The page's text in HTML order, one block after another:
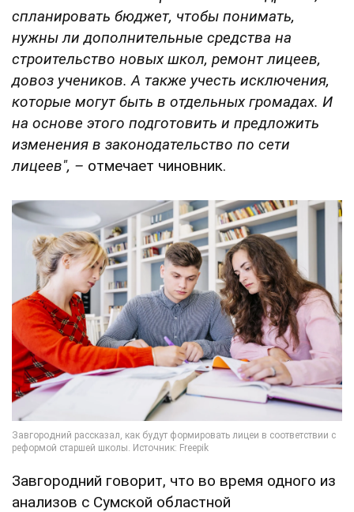
спланировать бюджет, чтобы понимать,
нужны ли дополнительные средства на
строительство новых школ, ремонт лицеев,
довоз учеников. А также учесть исключения,
которые могут быть в отдельных громадах. И
на основе этого подготовить и предложить
изменения в законодательство по сети
лицеев", – отмечает чиновник.
Завгородний говорит, что во время одного из
анализов с Сумской областной